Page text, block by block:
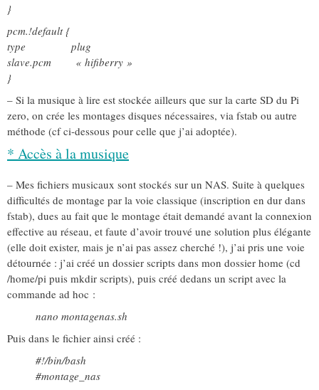
}
pcm.!default {
type plug
slave.pcm « hifiberry »
}
– Si la musique à lire est stockée ailleurs que sur la carte SD du Pi
zero, on crée les montages disques nécessaires, via fstab ou autre
méthode (cf ci-dessous pour celle que j’ai adoptée).
* Accès à la musique
– Mes fichiers musicaux sont stockés sur un NAS. Suite à quelques
difficultés de montage par la voie classique (inscription en dur dans
fstab), dues au fait que le montage était demandé avant la connexion
effective au réseau, et faute d’avoir trouvé une solution plus élégante
(elle doit exister, mais je n’ai pas assez cherché !), j’ai pris une voie
détournée : j’ai créé un dossier scripts dans mon dossier home (cd
/home/pi puis mkdir scripts), puis créé dedans un script avec la
commande ad hoc :
nano montagenas.sh
Puis dans le fichier ainsi créé :
#!/bin/bash
#montage_nas